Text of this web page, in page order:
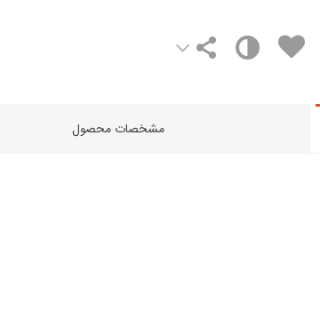
مشخصات محصول